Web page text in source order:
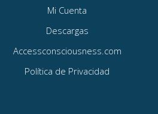
Mi Cuenta
Descargas
Accessconsciousness.com
Política de Privacidad